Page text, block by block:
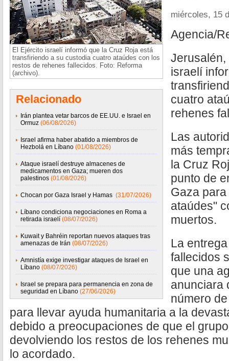
El Ejército israelí informó que la Cruz Roja está
transfiriendo a su custodia cuatro ataúdes con los
restos de rehenes fallecidos. Foto: Reforma
(archivo).
Relacionado
Irán plantea vetar barcos de EE.UU. e Israel en
Ormuz (06/08/2026)
Israel afirma haber abatido a miembros de
Hezbolá en Líbano (01/08/2026)
Ataque israelí destruye almacenes de
medicamentos en Gaza; mueren dos
palestinos (01/08/2026)
Chocan por Gaza Israel y Hamas (31/07/2026)
Líbano condiciona negociaciones en Roma a
retirada israelí (08/07/2026)
Kuwait y Bahréin reportan nuevos ataques tras
amenazas de Irán (08/07/2026)
Amnistía exige investigar ataques de Israel en
Líbano (08/07/2026)
Israel se prepara para permanencia en zona de
seguridad en Líbano (27/06/2026)
miércoles, 15
Agencia/
Jerusalén,
israelí
cuatro
rehenes
Las
más
la Cruz
punto de
Gaza
ataúdes"
muertos.
La
fallecidos
que una
anunciara
número
para llevar ayuda humanitaria a la
debido a preocupaciones de que el
devolviendo los restos de los rehenes
lo acordado.